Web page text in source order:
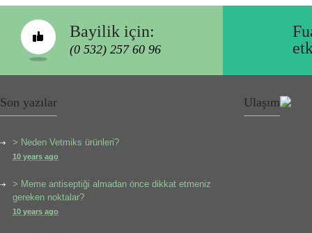
Bayilik için:
(0 532) 257 60 96
Son yazılar
> Neden Vetmiks ürünleri?
10 years ago
> Meme antiseptiği almadan önce dikkat etmeniz
gereken noktalar?
10 years ago
Ulaşım